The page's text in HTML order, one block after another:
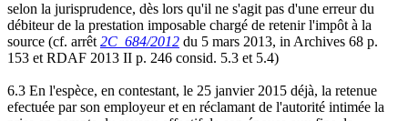
selon la jurisprudence, dès lors qu'il ne s'agit pas d'une erreur du
débiteur de la prestation imposable chargé de retenir l'impôt à la
source (cf. arrêt 2C_684/2012 du 5 mars 2013, in Archives 68 p.
153 et RDAF 2013 II p. 246 consid. 5.3 et 5.4)
6.3 En l'espèce, en contestant, le 25 janvier 2015 déjà, la retenue
efectuée par son employeur et en réclamant de l'autorité intimée la